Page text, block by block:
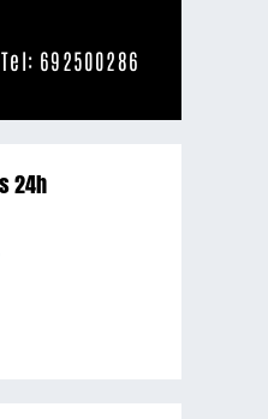
Tel: 692500286
24h